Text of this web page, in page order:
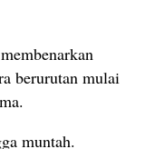
berurutan mulai
muntah.